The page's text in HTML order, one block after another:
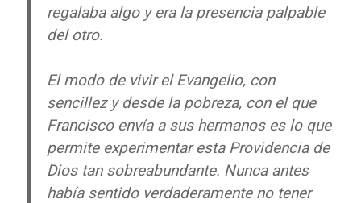
regalaba algo y era la presencia palpable
del otro.
El modo de vivir el Evangelio, con
sencillez y desde la pobreza, con el que
Francisco envía a sus hermanos es lo que
permite experimentar esta Providencia de
Dios tan sobreabundante. Nunca antes
había sentido verdaderamente no tener